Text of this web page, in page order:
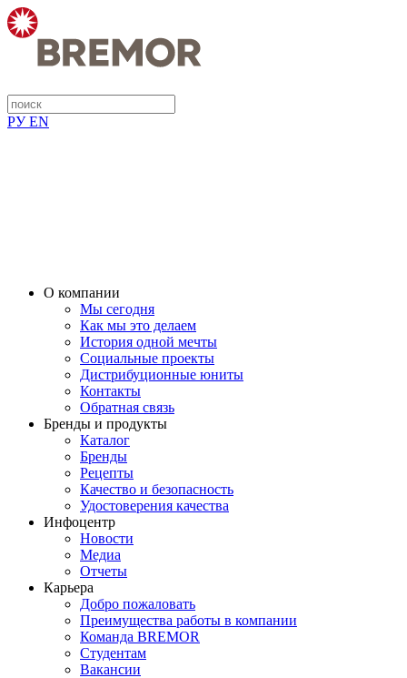
РУ EN
О компании
Мы сегодня
Как мы это делаем
История одной мечты
Социальные проекты
Дистрибуционные юниты
Контакты
Обратная связь
Бренды и продукты
Каталог
Бренды
Рецепты
Качество и безопасность
Удостоверения качества
Инфоцентр
Новости
Медиа
Отчеты
Карьера
Добро пожаловать
Преимущества работы в компании
Команда BREMOR
Студентам
Вакансии